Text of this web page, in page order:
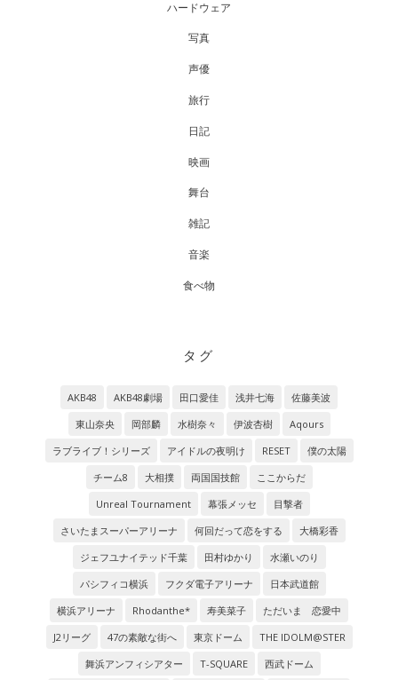
ハードウェア
写真
声優
旅行
日記
映画
舞台
雑記
音楽
食べ物
タグ
AKB48 AKB48劇場 田口愛佳 浅井七海
佐藤美波
東山奈央
岡部麟 水樹奈々 伊波杏樹
Aqours
ラブライブ！シリーズ
アイドルの夜明け RESET
僕の太陽
チーム8
大相撲 両国国技館
ここからだ
Unreal Tournament
幕張メッセ
目撃者
さいたまスーパーアリーナ
何回だって恋をする
大橋彩香
ジェフユナイテッド千葉
田村ゆかり
水瀬いのり
パシフィコ横浜
フクダ電子アリーナ
日本武道館
横浜アリーナ
Rhodanthe* 寿美菜子
ただいま 恋愛中
J2リーグ
47の素敵な街へ 東京ドーム
THE IDOLM@STER
舞浜アンフィシアター
T-SQUARE 西武ドーム